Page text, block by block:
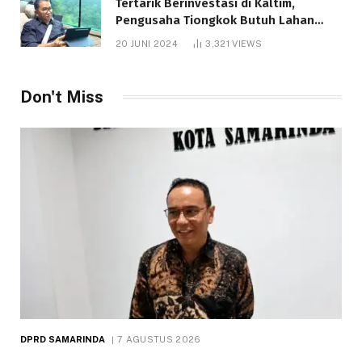
Tertarik Berinvestasi di Kaltim,
Pengusaha Tiongkok Butuh Lahan
1.000 Hektare
20 JUNI 2024 3,321VIEWS
Don't Miss
DPRD SAMARINDA 7 AGUSTUS 2026